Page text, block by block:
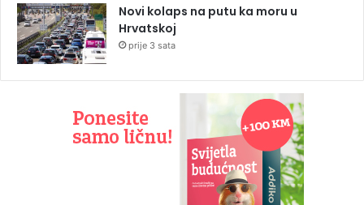
Novi kolaps na putu ka moru u
Hrvatskoj
prije 3 sata